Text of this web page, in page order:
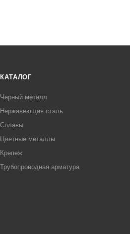
КАТАЛОГ
Черный металл
Нержавеющая сталь
Сплавы
Цветные металлы
Крепеж
Трубопроводная арматура